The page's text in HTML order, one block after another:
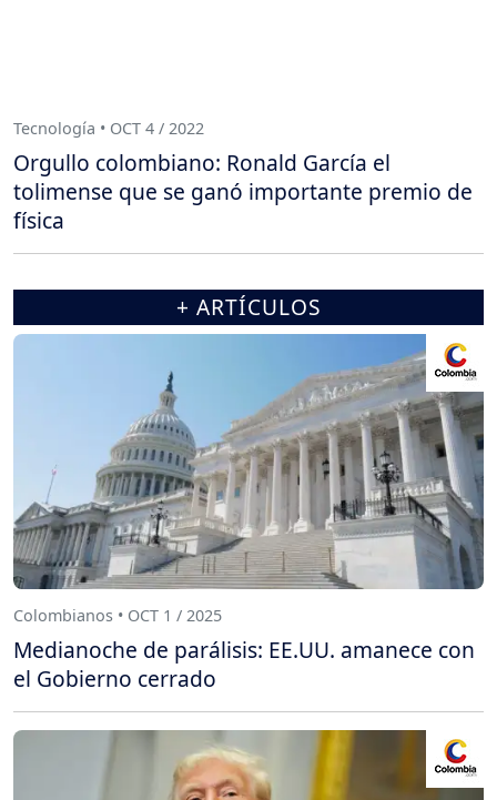
Tecnología • OCT 4 / 2022
Orgullo colombiano: Ronald García el
tolimense que se ganó importante premio de
física
+ ARTÍCULOS
Colombianos • OCT 1 / 2025
Medianoche de parálisis: EE.UU. amanece con
el Gobierno cerrado